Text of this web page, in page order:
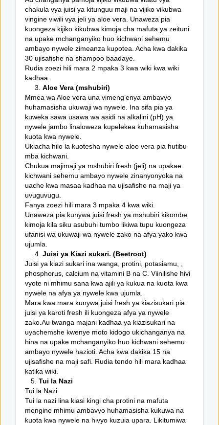
chakula vya juisi ya kitunguu maji na vijiko vikubwa
vingine viwili vya jeli ya aloe vera. Unaweza pia
kuongeza kijiko kikubwa kimoja cha mafuta ya zeituni
na upake mchanganyiko huo kichwani sehemu
ambayo nywele zimeanza kupotea. Acha kwa dakika
30 ujisafishe na shampoo baadaye.
Rudia zoezi hili mara 2 mpaka 3 kwa wiki kwa wiki
kadhaa.
3. Aloe Vera (mshubiri)
Mmea wa Aloe vera una vimeng’enya ambavyo
huhamasisha ukuwaji wa nywele. Ina sifa pia ya
kuweka sawa usawa wa asidi na alkalini (pH) ya
nywele jambo linaloweza kupelekea kuhamasisha
kuota kwa nywele.
Ukiacha hilo la kuotesha nywele aloe vera pia hutibu
mba kichwani.
Chukua majimaji ya mshubiri fresh (jeli) na upakae
kichwani sehemu ambayo nywele zinanyonyoka na
uache kwa masaa kadhaa na ujisafishe na maji ya
uvuguvugu.
Fanya zoezi hili mara 3 mpaka 4 kwa wiki.
Unaweza pia kunywa juisi fresh ya mshubiri kikombe
kimoja kila siku asubuhi tumbo likiwa tupu kuongeza
ufanisi wa ukuwaji wa nywele zako na afya yako kwa
ujumla.
4. Juisi ya Kiazi sukari. (Beetroot)
Juisi ya kiazi sukari ina wanga, protini, potasiamu, ,
phosphorus, calcium na vitamini B na C. Viinilishe hivi
vyote ni mhimu sana kwa ajili ya kukua na kuota kwa
nywele na afya ya nywele kwa ujumla.
Mara kwa mara kunywa juisi fresh ya kiazisukari pia
juisi ya karoti fresh ili kuongeza afya ya nywele
zako.Au twanga majani kadhaa ya kiazisukari na
uyachemshe kwenye moto kidogo ukichanganya na
hina na upake mchanganyiko huo kichwani sehemu
ambayo nywele hazioti. Acha kwa dakika 15 na
ujisafishe na maji safi. Rudia tendo hili mara kadhaa
katika wiki.
5. Tui la Nazi
Tui la Nazi
Tui la nazi lina kiasi kingi cha protini na mafuta
mengine mhimu ambavyo huhamasisha kukuwa na
kuota kwa nywele na hivyo kuzuia upara. Likitumiwa